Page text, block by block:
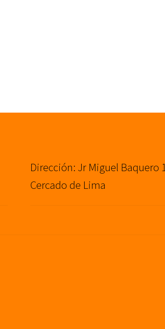
Dirección: Jr Miguel Baquero
Cercado de Lima